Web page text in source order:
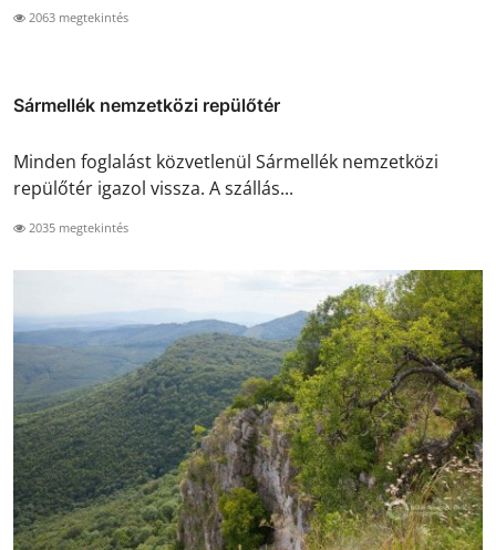
2063 megtekintés
Sármellék nemzetközi repülőtér
Minden foglalást közvetlenül Sármellék nemzetközi
repülőtér igazol vissza. A szállás...
2035 megtekintés